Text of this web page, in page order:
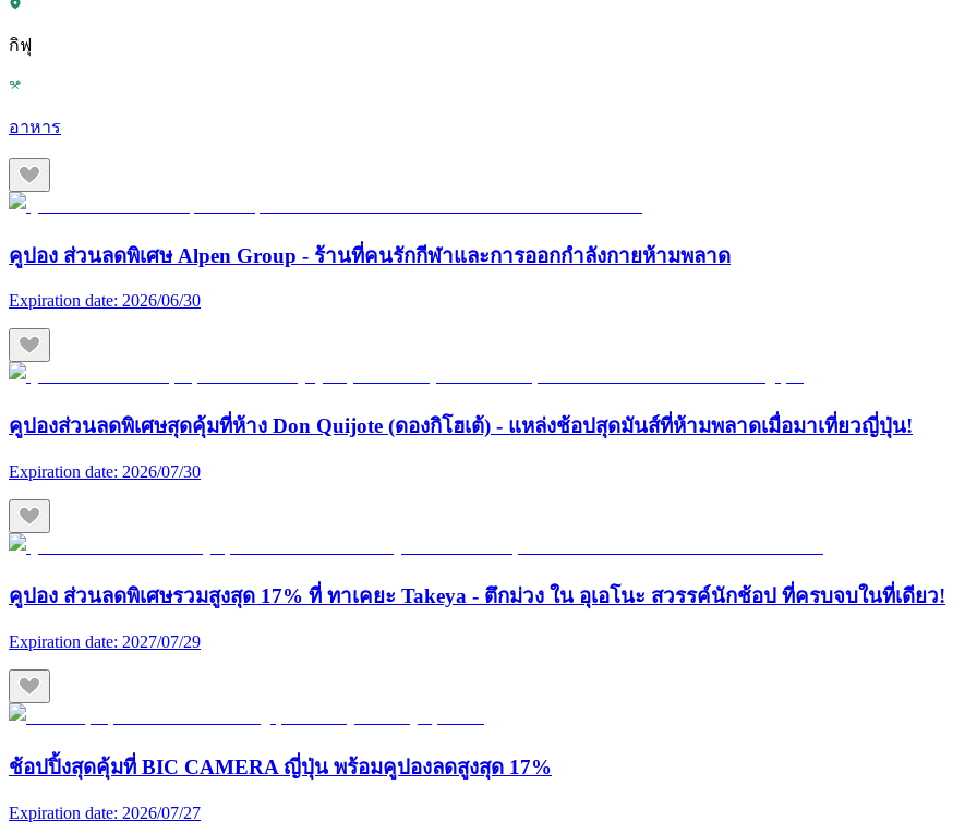
กิฟุ
อาหาร
คูปอง ส่วนลดพิเศษ Alpen Group - ร้านที่คนรักกีฬาและการออกกำลังกายห้ามพลาด
Expiration date: 2026/06/30
คูปองส่วนลดพิเศษสุดคุ้มที่ห้าง Don Quijote (ดองกิโฮเต้) - แหล่งช้อปสุดมันส์ที่ห้ามพลาดเมื่อมาเที่ยวญี่ปุ่น!
Expiration date: 2026/07/30
คูปอง ส่วนลดพิเศษรวมสูงสุด 17% ที่ ทาเคยะ Takeya - ตึกม่วง ใน อุเอโนะ สวรรค์นักช้อป ที่ครบจบในที่เดียว!
Expiration date: 2027/07/29
ช้อปปิ้งสุดคุ้มที่ BIC CAMERA ญี่ปุ่น พร้อมคูปองลดสูงสุด 17%
Expiration date: 2026/07/27